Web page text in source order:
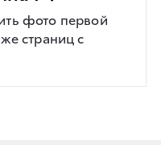
фото первой
страниц с